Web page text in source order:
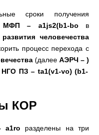
сроки получения
МФП – a1js2(b1-bo
в
человечества
процесс перехода с
(далее АЭРЧ – )
НГО ПЗ – ta1(v1-vo) (b1-
КОР
a1ro
разделены на три